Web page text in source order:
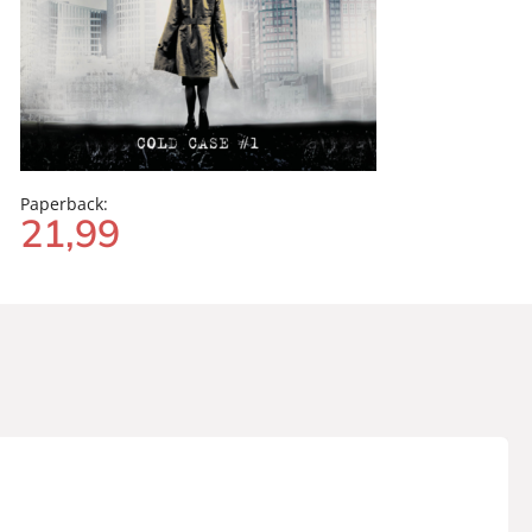
Paperback:
21,99